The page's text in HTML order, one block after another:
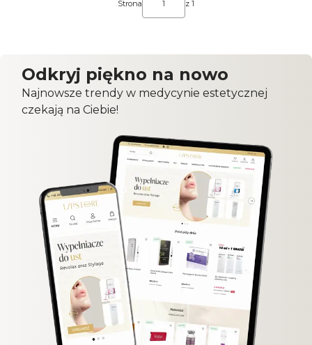
Strona z 1
Odkryj piękno na nowo
Najnowsze trendy w medycynie estetycznej
czekają na Ciebie!